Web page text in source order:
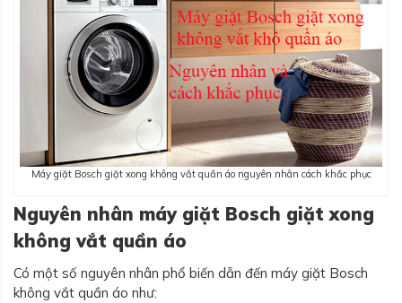
Máy giặt Bosch giặt xong không vắt quần áo nguyên nhân cách khắc phục
Nguyên nhân máy giặt Bosch giặt xong
không vắt quần áo
Có một số nguyên nhân phổ biến dẫn đến máy giặt Bosch
không vắt quần áo như: